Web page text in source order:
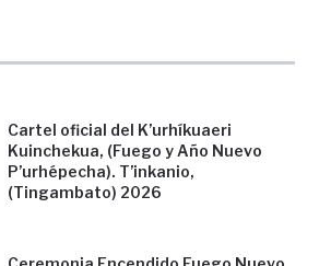
Cartel oficial del K’urhíkuaeri
Kuinchekua, (Fuego y Año Nuevo
P’urhépecha). T’inkanio,
(Tingambato) 2026